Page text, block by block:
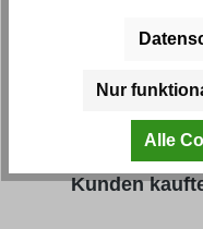
Produktgalerie
Kunden
Nur
Alle